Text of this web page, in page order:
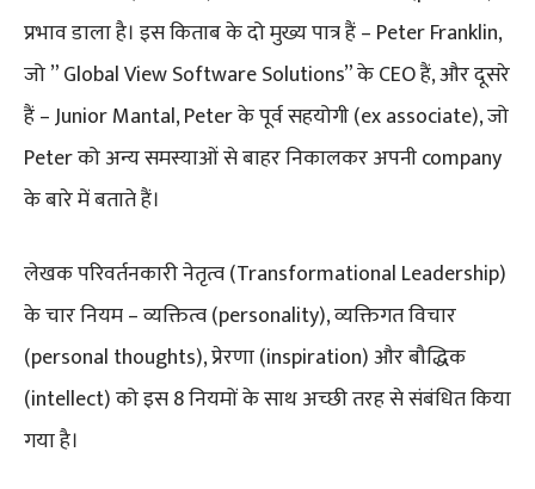
प्रभाव डाला है। इस किताब के दो मुख्य पात्र हैं – Peter Franklin,
जो ” Global View Software Solutions” के CEO हैं, और दूसरे
हैं – Junior Mantal, Peter के पूर्व सहयोगी (ex associate), जो
Peter को अन्य समस्याओं से बाहर निकालकर अपनी company
के बारे में बताते हैं।
लेखक परिवर्तनकारी नेतृत्व (Transformational Leadership)
के चार नियम – व्यक्तित्व (personality), व्यक्तिगत विचार
(personal thoughts), प्रेरणा (inspiration) और बौद्धिक
(intellect) को इस 8 नियमों के साथ अच्छी तरह से संबंधित किया
गया है।